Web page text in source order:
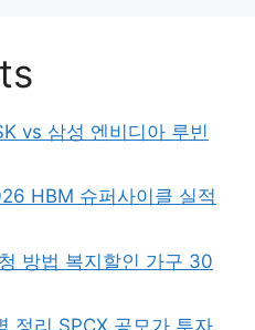
vs 삼성 엔비디아 루빈
HBM 슈퍼사이클 실적
방법 복지할인 가구 30
정리 SPCX 공모가 투자